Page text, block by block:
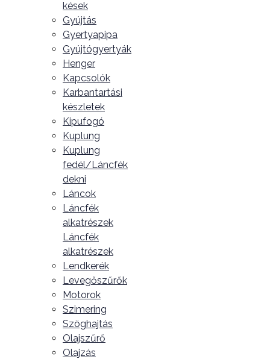
kések
Gyújtás
Gyertyapipa
Gyújtógyertyák
Henger
Kapcsolók
Karbantartási
készletek
Kipufogó
Kuplung
Kuplung
fedél/Láncfék
dekni
Láncok
Láncfék
alkatrészek
Láncfék
alkatrészek
Lendkerék
Levegőszűrők
Motorok
Szimering
Szöghajtás
Olajszűrő
Olajzás